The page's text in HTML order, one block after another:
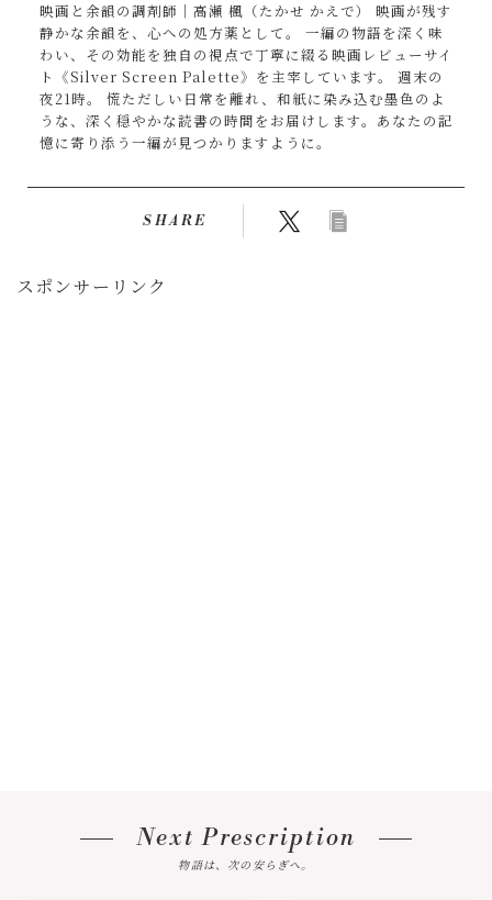
映画と余韻の調剤師｜高瀬 楓（たかせ かえで） 映画が残す
静かな余韻を、心への処方薬として。 一編の物語を深く味
わい、その効能を独自の視点で丁寧に綴る映画レビューサイ
ト《Silver Screen Palette》を主宰しています。 週末の
夜21時。 慌ただしい日常を離れ、和紙に染み込む墨色のよ
うな、深く穏やかな読書の時間をお届けします。あなたの記
憶に寄り添う一編が見つかりますように。
SHARE
スポンサーリンク
Next Prescription
物語は、次の安らぎへ。